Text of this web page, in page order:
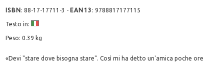
ISBN:88-17-17711-3 - EAN13 :9788817177115
Testo in:
Peso: 0.39 kg
«Devi "stare dove bisogna stare". Così mi ha detto un'amica poche ore